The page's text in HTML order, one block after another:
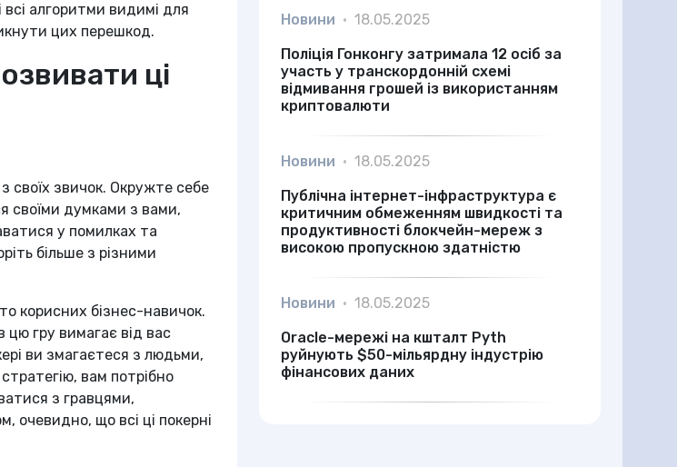
алгоритми видимі для
цих перешкод.
ці
своїх звичок. Окружте себе
своїми думками з вами,
у помилках та
більше з різними
корисних бізнес-навичок.
цю гру вимагає від вас
ви змагаєтеся з людьми,
вам потрібно
з гравцями,
очевидно, що всі ці покерні
Новини • 18.05.2025
Поліція Гонконгу затримала 12 осіб за
участь у транскордонній схемі
відмивання грошей із використанням
криптовалюти
Новини • 18.05.2025
Публічна інтернет-інфраструктура є
критичним обмеженням швидкості та
продуктивності блокчейн-мереж з
високою пропускною здатністю
Новини • 18.05.2025
Oracle-мережі на кшталт Pyth
руйнують $50-мільярдну індустрію
фінансових даних